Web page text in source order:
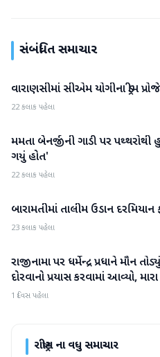
સંબંધિત સમાચાર
રાષ્ટ્રીય
વારાણસીમાં સીએમ યોગીના ડ્રીમ
22 કલાક પહેલા
રાષ્ટ્રીય
મમતા બેનર્જીની ગાડી પર
ગયું હોત'
22 કલાક પહેલા
રાષ્ટ્રીય
બારામતીમાં તાલીમ ઉડાન દરમિયાન
23 કલાક પહેલા
રાષ્ટ્રીય
રાજીનામા પર ધર્મેન્દ્ર પ્રધાને મૌન
દોરવાનો પ્રયાસ કરવામાં આવ્યો,
1 દિવસ પહેલા
રાષ્ટ્રીયના વધુ સમાચાર